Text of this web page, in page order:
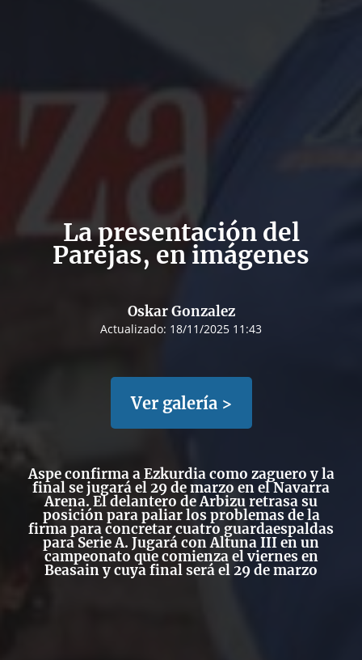
La presentación del
Parejas, en imágenes
Oskar Gonzalez
Actualizado: 18/11/2025 11:43
Ver galería >
Aspe confirma a Ezkurdia como zaguero y la
final se jugará el 29 de marzo en el Navarra
Arena. El delantero de Arbizu retrasa su
posición para paliar los problemas de la
firma para concretar cuatro guardaespaldas
para Serie A. Jugará con Altuna III en un
campeonato que comienza el viernes en
Beasain y cuya final será el 29 de marzo